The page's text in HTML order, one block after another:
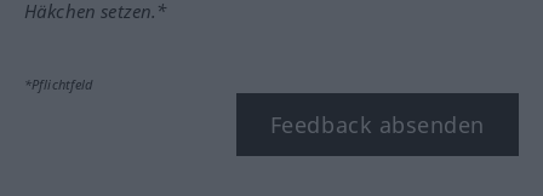
Häkchen setzen.*
*Pflichtfeld
Feedback absenden